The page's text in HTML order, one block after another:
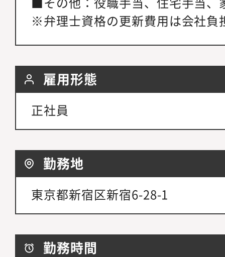
※弁理士資格の更新費用は会社負
雇用形態
正社員
勤務地
東京都新宿区新宿6-28-1
勤務時間